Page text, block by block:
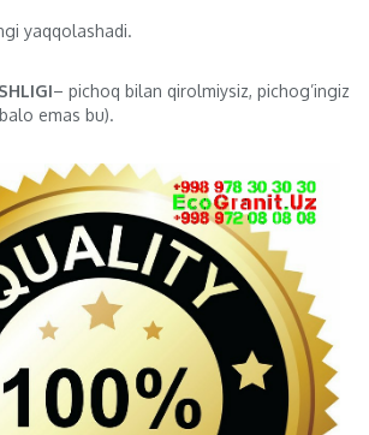
yaqqolashadi.
– pichoq bilan qirolmiysiz, pichog’ingiz
emas bu).